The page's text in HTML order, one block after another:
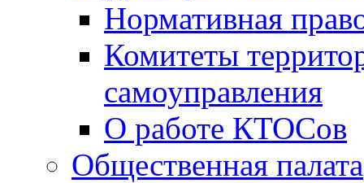
Нормативная
Комитеты
самоуправления
О работе КТОСов
Общественная палата